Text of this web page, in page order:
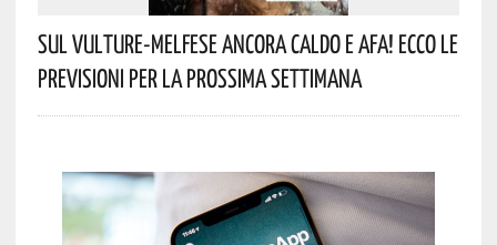
Sul Vulture-Melfese Ancora Caldo E Afa! Ecco Le
Previsioni Per La Prossima Settimana